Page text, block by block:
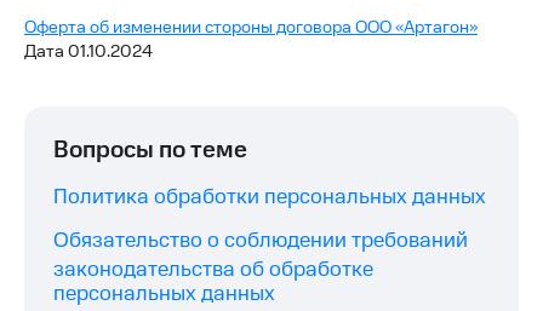
Оферта об изменении стороны договора ООО «Артагон»
Дата 01.10.2024
Вопросы по теме
Политика обработки персональных данных
Обязательство о соблюдении требований
законодательства об обработке
персональных данных